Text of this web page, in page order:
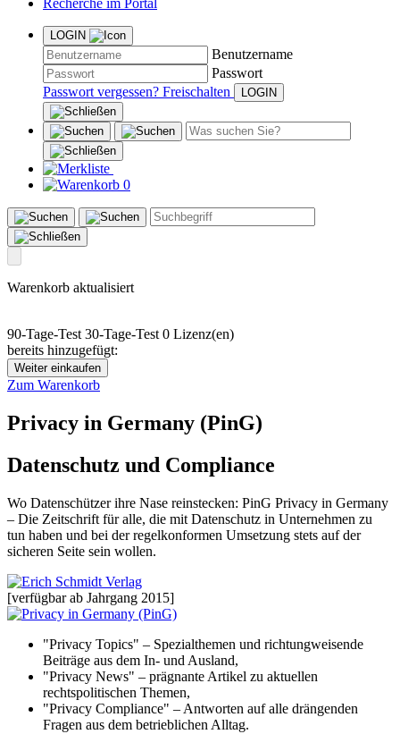
Recherche im Portal
LOGIN
Benutzername
Passwort
Passwort vergessen? Freischalten
0
Warenkorb aktualisiert
90-Tage-Test 30-Tage-Test 0 Lizenz(en)
bereits hinzugefügt:
Weiter einkaufen
Zum Warenkorb
Privacy in Germany (PinG)
Datenschutz und Compliance
Wo Datenschützer ihre Nase reinstecken: PinG Privacy in Germany
– Die Zeitschrift für alle, die mit Datenschutz in Unternehmen zu
tun haben und bei der regelkonformen Umsetzung stets auf der
sicheren Seite sein wollen.
[verfügbar ab Jahrgang 2015]
"Privacy Topics" – Spezialthemen und richtungweisende
Beiträge aus dem In- und Ausland,
"Privacy News" – prägnante Artikel zu aktuellen
rechtspolitischen Themen,
"Privacy Compliance" – Antworten auf alle drängenden
Fragen aus dem betrieblichen Alltag.